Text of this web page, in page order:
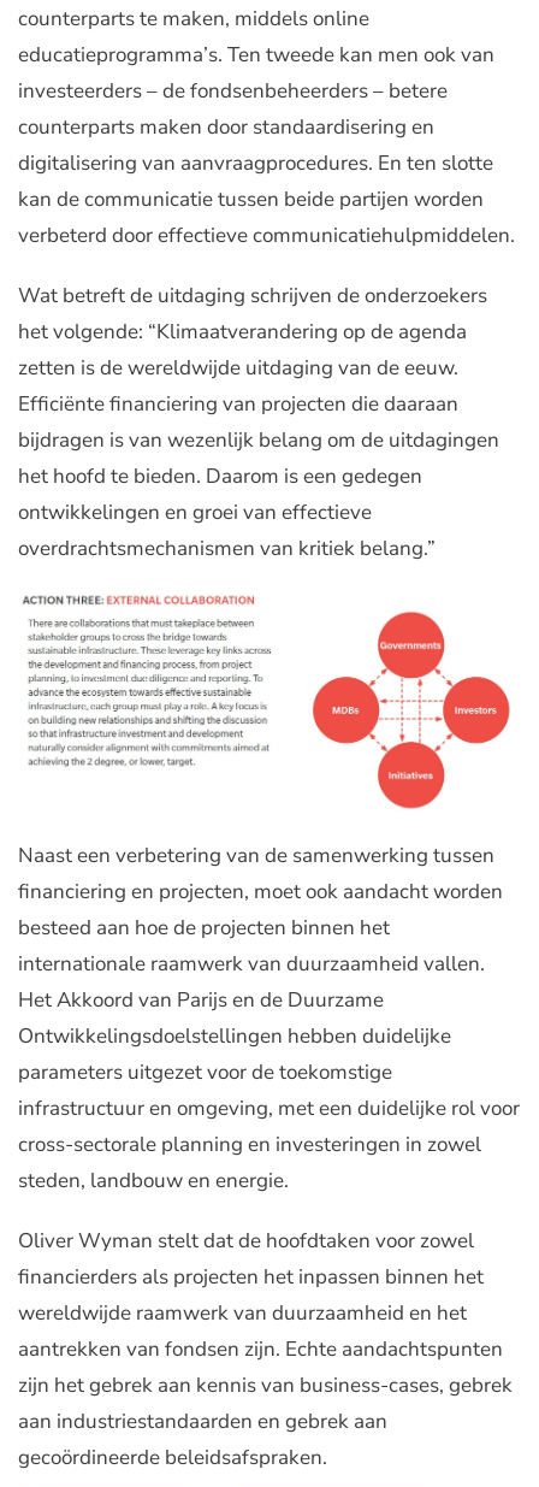
counterparts te maken, middels online
educatieprogramma’s. Ten tweede kan men ook van
investeerders – de fondsenbeheerders – betere
counterparts maken door standaardisering en
digitalisering van aanvraagprocedures. En ten slotte
kan de communicatie tussen beide partijen worden
verbeterd door effectieve communicatiehulpmiddelen.
Wat betreft de uitdaging schrijven de onderzoekers
het volgende: “Klimaatverandering op de agenda
zetten is de wereldwijde uitdaging van de eeuw.
Efficiënte financiering van projecten die daaraan
bijdragen is van wezenlijk belang om de uitdagingen
het hoofd te bieden. Daarom is een gedegen
ontwikkelingen en groei van effectieve
overdrachtsmechanismen van kritiek belang.”
Naast een verbetering van de samenwerking tussen
financiering en projecten, moet ook aandacht worden
besteed aan hoe de projecten binnen het
internationale raamwerk van duurzaamheid vallen.
Het Akkoord van Parijs en de Duurzame
Ontwikkelingsdoelstellingen hebben duidelijke
parameters uitgezet voor de toekomstige
infrastructuur en omgeving, met een duidelijke rol voor
cross-sectorale planning en investeringen in zowel
steden, landbouw en energie.
Oliver Wyman stelt dat de hoofdtaken voor zowel
financierders als projecten het inpassen binnen het
wereldwijde raamwerk van duurzaamheid en het
aantrekken van fondsen zijn. Echte aandachtspunten
zijn het gebrek aan kennis van business-cases, gebrek
aan industriestandaarden en gebrek aan
gecoördineerde beleidsafspraken.